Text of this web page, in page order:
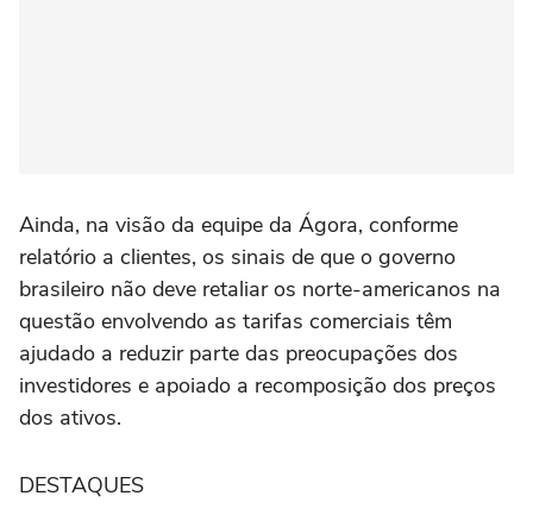
Ainda, na visão da equipe da Ágora, conforme
relatório a clientes, os sinais de que o governo
brasileiro não deve retaliar os norte-americanos na
questão envolvendo as tarifas comerciais têm
ajudado a reduzir parte das preocupações dos
investidores e apoiado a recomposição dos preços
dos ativos.
DESTAQUES